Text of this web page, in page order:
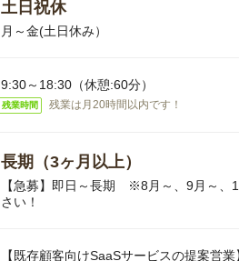
土日祝休
月～金(土日休み）
9:30～18:30（休憩:60分）
残業時間 残業は月20時間以内です！
長期（3ヶ月以上）
【急募】即日～長期 ※8月～、9月～、
さい！
【既存顧客向けSaaSサービスの提案営業